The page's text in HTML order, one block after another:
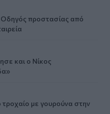
Οδηγός προστασίας από
και ο Νίκος
με γουρούνα στην